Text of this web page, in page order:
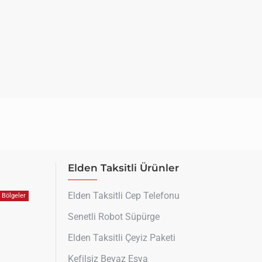
Bölgeler
Elden Taksitli Ürünler
Elden Taksitli Cep Telefonu
Senetli Robot Süpürge
Elden Taksitli Çeyiz Paketi
Kefilsiz Beyaz Eşya